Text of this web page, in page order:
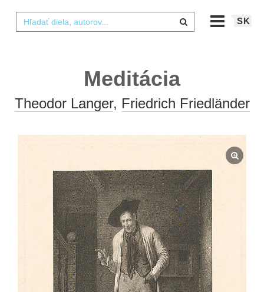
SK
Meditácia
Theodor Langer, Friedrich Friedländer